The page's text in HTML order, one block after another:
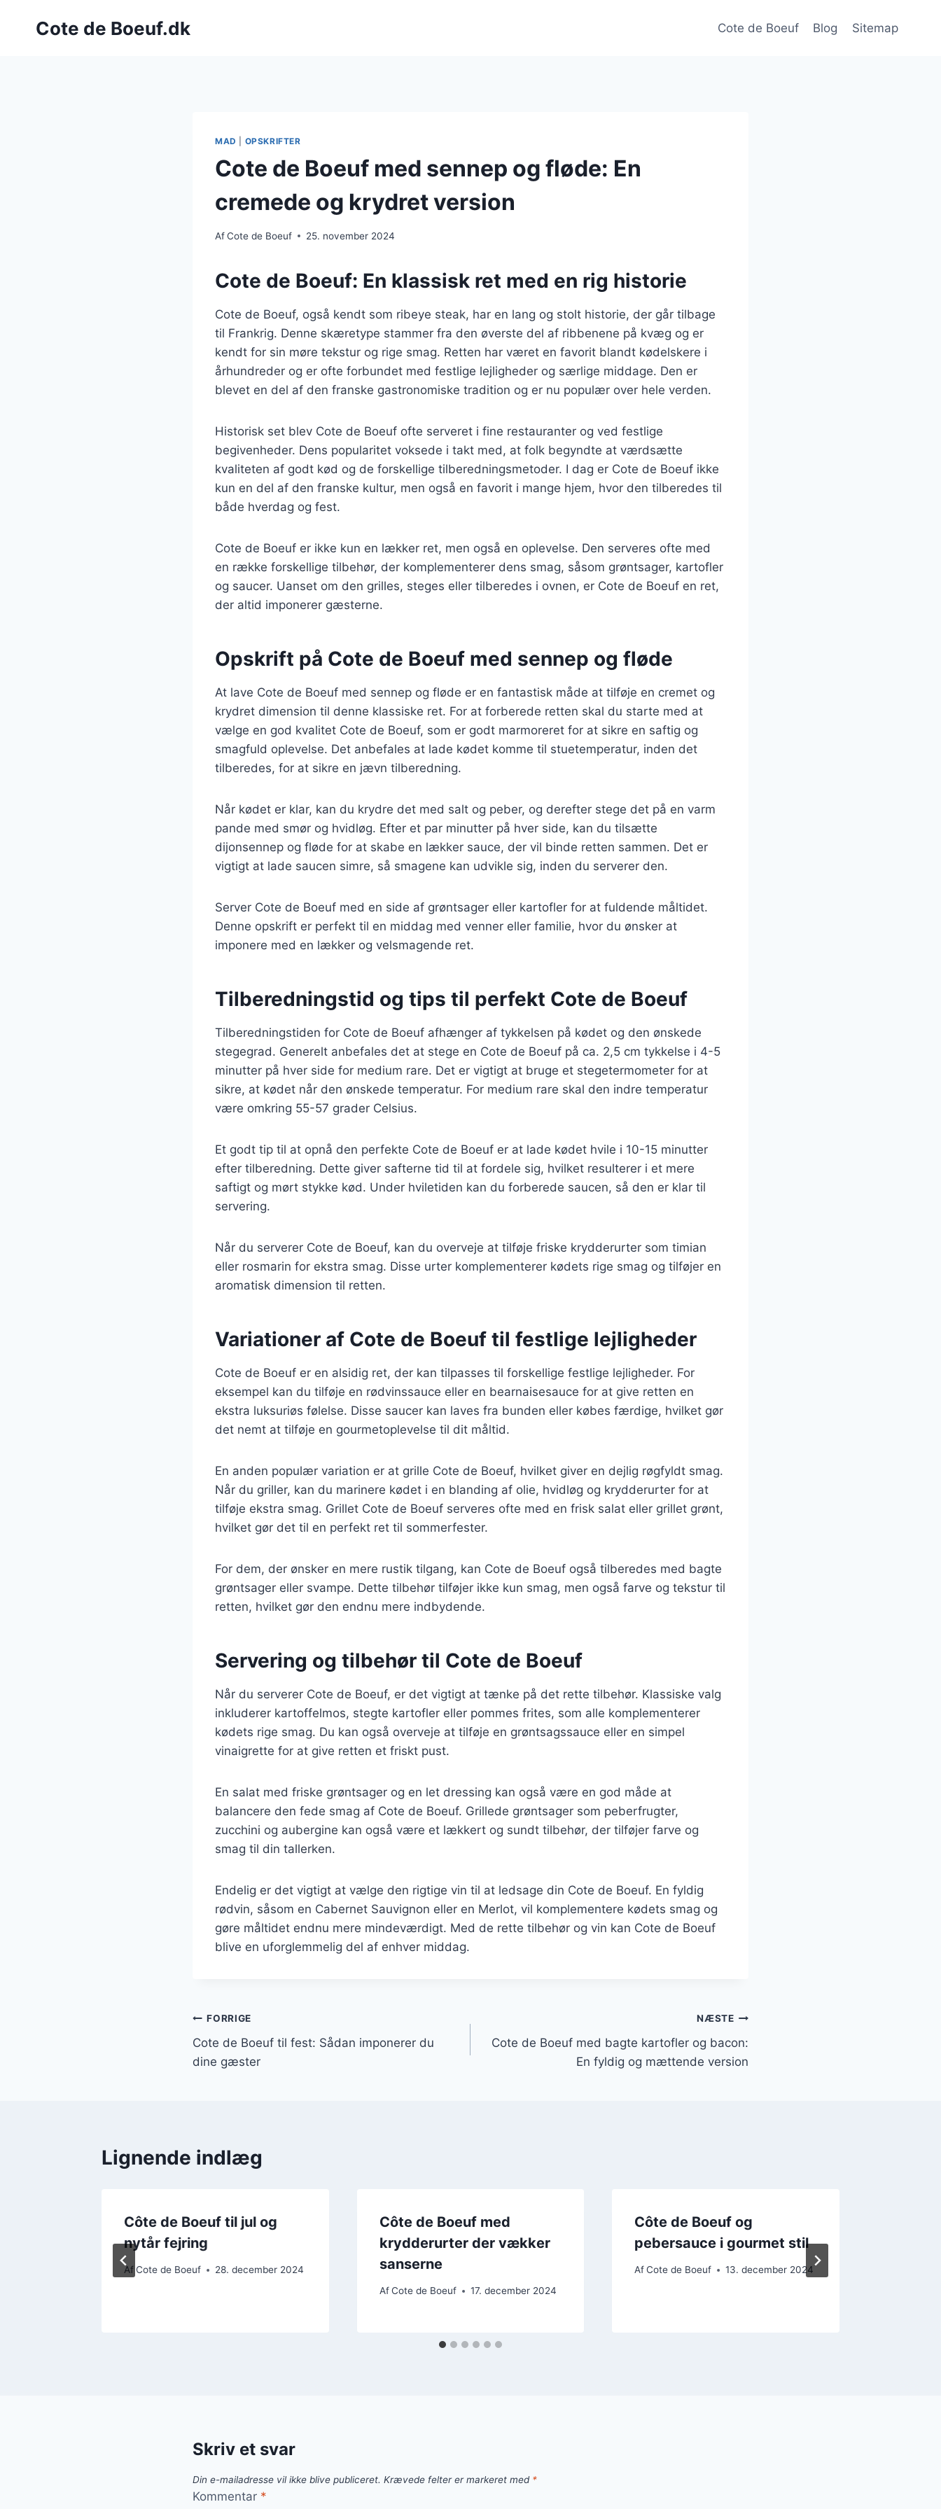
Cote de Boeuf.dk Cote de Boeuf Blog Sitemap
MAD OPSKRIFTER
Cote de Boeuf med sennep og fløde: En
cremede og krydret version
AfCote de Boeuf 25. november 2024
Cote de Boeuf: En klassisk ret med en rig historie
Cote de Boeuf, også kendt som ribeye steak, har en lang og stolt historie, der går tilbage
til Frankrig. Denne skæretype stammer fra den øverste del af ribbenene på kvæg og er
kendt for sin møre tekstur og rige smag. Retten har været en favorit blandt kødelskere i
århundreder og er ofte forbundet med festlige lejligheder og særlige middage. Den er
blevet en del af den franske gastronomiske tradition og er nu populær over hele verden.
Historisk set blev Cote de Boeuf ofte serveret i fine restauranter og ved festlige
begivenheder. Dens popularitet voksede i takt med, at folk begyndte at værdsætte
kvaliteten af godt kød og de forskellige tilberedningsmetoder. I dag er Cote de Boeuf ikke
kun en del af den franske kultur, men også en favorit i mange hjem, hvor den tilberedes til
både hverdag og fest.
Cote de Boeuf er ikke kun en lækker ret, men også en oplevelse. Den serveres ofte med
en række forskellige tilbehør, der komplementerer dens smag, såsom grøntsager, kartofler
og saucer. Uanset om den grilles, steges eller tilberedes i ovnen, er Cote de Boeuf en ret,
der altid imponerer gæsterne.
Opskrift på Cote de Boeuf med sennep og fløde
At lave Cote de Boeuf med sennep og fløde er en fantastisk måde at tilføje en cremet og
krydret dimension til denne klassiske ret. For at forberede retten skal du starte med at
vælge en god kvalitet Cote de Boeuf, som er godt marmoreret for at sikre en saftig og
smagfuld oplevelse. Det anbefales at lade kødet komme til stuetemperatur, inden det
tilberedes, for at sikre en jævn tilberedning.
Når kødet er klar, kan du krydre det med salt og peber, og derefter stege det på en varm
pande med smør og hvidløg. Efter et par minutter på hver side, kan du tilsætte
dijonsennep og fløde for at skabe en lækker sauce, der vil binde retten sammen. Det er
vigtigt at lade saucen simre, så smagene kan udvikle sig, inden du serverer den.
Server Cote de Boeuf med en side af grøntsager eller kartofler for at fuldende måltidet.
Denne opskrift er perfekt til en middag med venner eller familie, hvor du ønsker at
imponere med en lækker og velsmagende ret.
Tilberedningstid og tips til perfekt Cote de Boeuf
Tilberedningstiden for Cote de Boeuf afhænger af tykkelsen på kødet og den ønskede
stegegrad. Generelt anbefales det at stege en Cote de Boeuf på ca. 2,5 cm tykkelse i 4-5
minutter på hver side for medium rare. Det er vigtigt at bruge et stegetermometer for at
sikre, at kødet når den ønskede temperatur. For medium rare skal den indre temperatur
være omkring 55-57 grader Celsius.
Et godt tip til at opnå den perfekte Cote de Boeuf er at lade kødet hvile i 10-15 minutter
efter tilberedning. Dette giver safterne tid til at fordele sig, hvilket resulterer i et mere
saftigt og mørt stykke kød. Under hviletiden kan du forberede saucen, så den er klar til
servering.
Når du serverer Cote de Boeuf, kan du overveje at tilføje friske krydderurter som timian
eller rosmarin for ekstra smag. Disse urter komplementerer kødets rige smag og tilføjer en
aromatisk dimension til retten.
Variationer af Cote de Boeuf til festlige lejligheder
Cote de Boeuf er en alsidig ret, der kan tilpasses til forskellige festlige lejligheder. For
eksempel kan du tilføje en rødvinssauce eller en bearnaisesauce for at give retten en
ekstra luksuriøs følelse. Disse saucer kan laves fra bunden eller købes færdige, hvilket gør
det nemt at tilføje en gourmetoplevelse til dit måltid.
En anden populær variation er at grille Cote de Boeuf, hvilket giver en dejlig røgfyldt smag.
Når du griller, kan du marinere kødet i en blanding af olie, hvidløg og krydderurter for at
tilføje ekstra smag. Grillet Cote de Boeuf serveres ofte med en frisk salat eller grillet grønt,
hvilket gør det til en perfekt ret til sommerfester.
For dem, der ønsker en mere rustik tilgang, kan Cote de Boeuf også tilberedes med bagte
grøntsager eller svampe. Dette tilbehør tilføjer ikke kun smag, men også farve og tekstur til
retten, hvilket gør den endnu mere indbydende.
Servering og tilbehør til Cote de Boeuf
Når du serverer Cote de Boeuf, er det vigtigt at tænke på det rette tilbehør. Klassiske valg
inkluderer kartoffelmos, stegte kartofler eller pommes frites, som alle komplementerer
kødets rige smag. Du kan også overveje at tilføje en grøntsagssauce eller en simpel
vinaigrette for at give retten et friskt pust.
En salat med friske grøntsager og en let dressing kan også være en god måde at
balancere den fede smag af Cote de Boeuf. Grillede grøntsager som peberfrugter,
zucchini og aubergine kan også være et lækkert og sundt tilbehør, der tilføjer farve og
smag til din tallerken.
Endelig er det vigtigt at vælge den rigtige vin til at ledsage din Cote de Boeuf. En fyldig
rødvin, såsom en Cabernet Sauvignon eller en Merlot, vil komplementere kødets smag og
gøre måltidet endnu mere mindeværdigt. Med de rette tilbehør og vin kan Cote de Boeuf
blive en uforglemmelig del af enhver middag.
Indlægsnavigation
FORRIGE
Cote de Boeuf til fest: Sådan imponerer du
dine gæster
NÆSTE
Cote de Boeuf med bagte kartofler og bacon:
En fyldig og mættende version
Lignende indlæg
Côte de Boeuf til jul og
nytår fejring
AfCote de Boeuf 28. december 2024
Côte de Boeuf med
krydderurter der vækker
sanserne
Af Cote de Boeuf 17. december 2024
Côte de Boeuf og
pebersauce i gourmet stil
Af Cote de Boeuf 13. december 2024
Skriv et svar
Din e-mailadresse vil ikke blive publiceret. Krævede felter er markeret med *
Kommentar *